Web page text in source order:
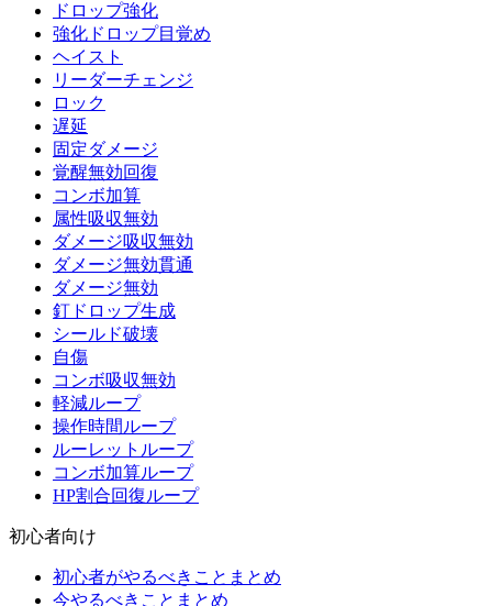
ドロップ強化
強化ドロップ目覚め
ヘイスト
リーダーチェンジ
ロック
遅延
固定ダメージ
覚醒無効回復
コンボ加算
属性吸収無効
ダメージ吸収無効
ダメージ無効貫通
ダメージ無効
釘ドロップ生成
シールド破壊
自傷
コンボ吸収無効
軽減ループ
操作時間ループ
ルーレットループ
コンボ加算ループ
HP割合回復ループ
初心者向け
初心者がやるべきことまとめ
今やるべきことまとめ